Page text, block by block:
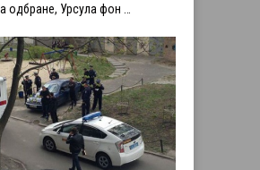
одбране, Урсула фон …